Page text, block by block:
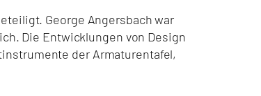
George Angersbach war
Die Entwicklungen von Design
der Armaturentafel,